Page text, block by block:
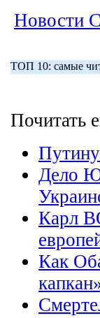
Новости
ТОП 10: самые
Почитать
Дело
Карл
Как